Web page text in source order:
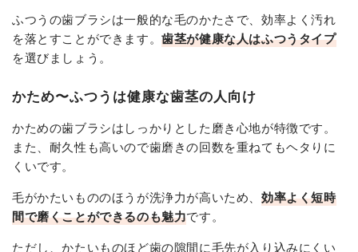
ふつうの歯ブラシは一般的な毛のかたさで、効率よく汚れ
を落とすことができます。歯茎が健康な人はふつうタイプ
を選びましょう。
かため〜ふつうは健康な歯茎の人向け
かための歯ブラシはしっかりとした磨き心地が特徴です。
また、耐久性も高いので歯磨きの回数を重ねてもヘタりに
くいです。
毛がかたいもののほうが洗浄力が高いため、効率よく短時
間で磨くことができるのも魅力です。
ただし、かたいものほど歯の隙間に毛先が入り込みにくい